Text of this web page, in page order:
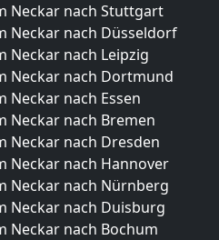
Neckar nach Stuttgart
Neckar nach Düsseldorf
Neckar nach Leipzig
Neckar nach Dortmund
Neckar nach Essen
Neckar nach Bremen
Neckar nach Dresden
Neckar nach Hannover
Neckar nach Nürnberg
Neckar nach Duisburg
Neckar nach Bochum